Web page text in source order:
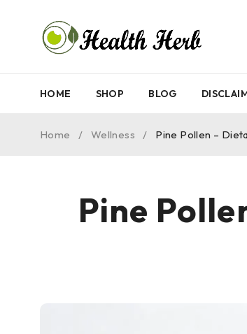
HOME SHOP BLOG
Home / Wellness / Pine Pollen –
Pine